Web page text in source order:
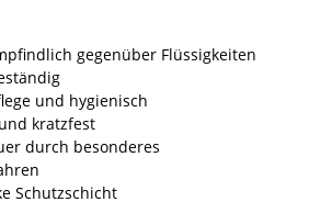
gegenüber Flüssigkeiten
und hygienisch
kratzfest
durch besonderes
Schutzschicht